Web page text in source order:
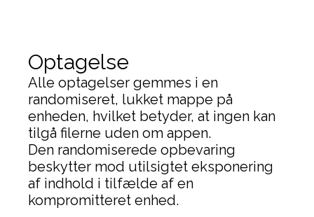
Optagelse
Alle optagelser gemmes i en
randomiseret, lukket mappe på
enheden, hvilket betyder, at ingen kan
tilgå filerne uden om appen.
Den randomiserede opbevaring
beskytter mod utilsigtet eksponering
af indhold i tilfælde af en
kompromitteret enhed.